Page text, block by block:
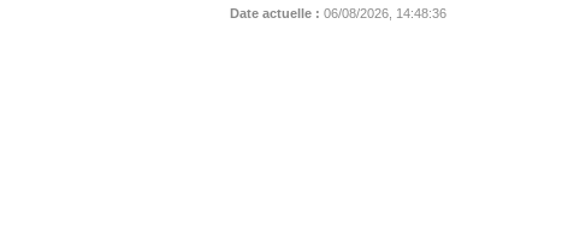
Date actuelle : 06/08/2026, 14:48:36